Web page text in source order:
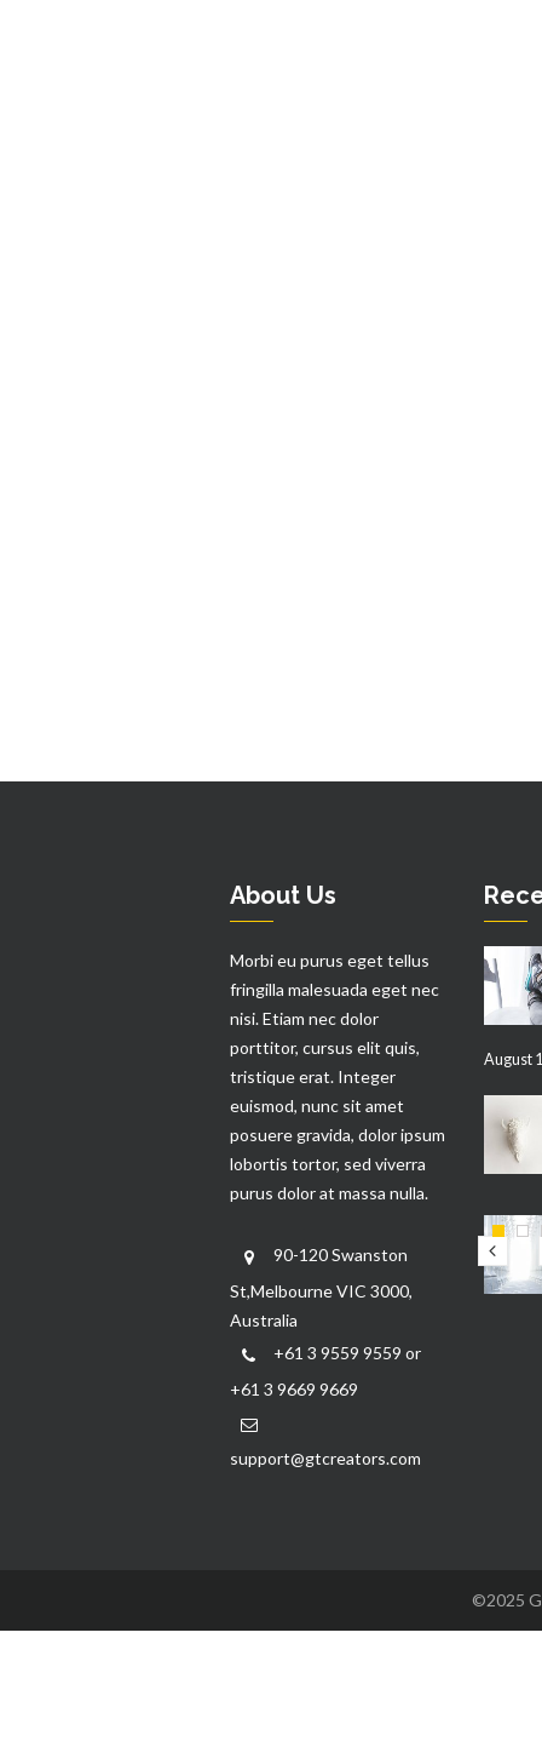
About Us
Morbi eu purus eget tellus
fringilla malesuada eget nec
nisi. Etiam nec dolor
porttitor, cursus elit quis,
tristique erat. Integer
euismod, nunc sit amet
posuere gravida, dolor ipsum
lobortis tortor, sed viverra
purus dolor at massa nulla.
90-120 Swanston
St,Melbourne VIC 3000,
Australia
+61 3 9559 9559 or
+61 3 9669 9669
support@gtcreators.com
August
©2025